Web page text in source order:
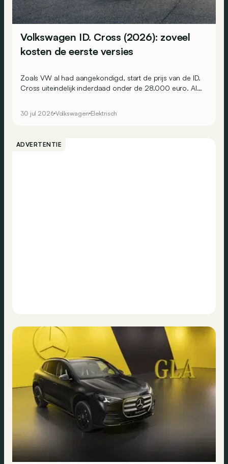
Volkswagen ID. Cross (2026): zoveel
kosten de eerste versies
Zoals VW al had aangekondigd, start de prijs van de ID.
Cross uiteindelijk inderdaad onder de 28.000 euro. Al
30 jul 2026 Volkswagen Elektrisch
ADVERTENTIE